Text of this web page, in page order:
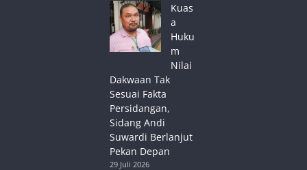
Kuas
a
Huku
m
Nilai
Dakwaan Tak
Sesuai Fakta
Persidangan,
Sidang Andi
Suwardi Berlanjut
Pekan Depan
29 Juli 2026